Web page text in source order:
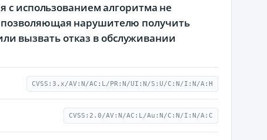
с использованием алгоритма не
позволяющая нарушителю получить
вызвать отказ в обслуживании
CVSS:3.x/AV:N/AC:L/PR:N/UI:N/S:U/C:N/I:N/A:H
CVSS:2.0/AV:N/AC:L/Au:N/C:N/I:N/A:C